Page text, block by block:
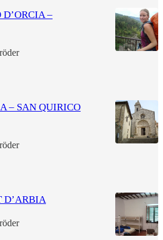
D’ORCIA –
– SAN QUIRICO
D’ARBIA